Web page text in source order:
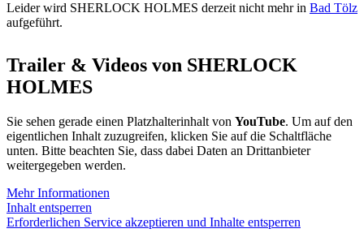
Leider wird SHERLOCK HOLMES derzeit nicht mehr in Bad Tölz
aufgeführt.
Trailer & Videos von SHERLOCK
HOLMES
Sie sehen gerade einen Platzhalterinhalt von YouTube. Um auf den
eigentlichen Inhalt zuzugreifen, klicken Sie auf die Schaltfläche
unten. Bitte beachten Sie, dass dabei Daten an Drittanbieter
weitergegeben werden.
Mehr Informationen
Inhalt entsperren
Erforderlichen Service akzeptieren und Inhalte entsperren